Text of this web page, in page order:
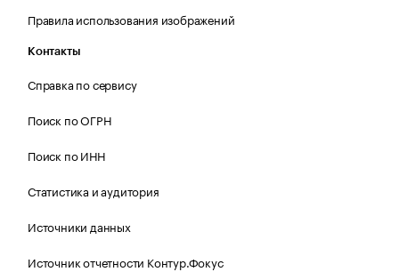
Правила использования изображений
Контакты
Справка по сервису
Поиск по ОГРН
Поиск по ИНН
Статистика и аудитория
Источники данных
Источник отчетности Контур.Фокус